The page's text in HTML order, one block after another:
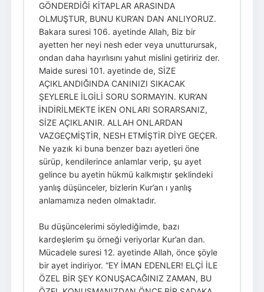
GÖNDERDİĞİ KİTAPLAR ARASINDA
OLMUŞTUR, BUNU KUR’AN DAN ANLIYORUZ.
Bakara suresi 106. ayetinde Allah, Biz bir
ayetten her neyi nesh eder veya unutturursak,
ondan daha hayırlısını yahut mislini getiririz der.
Maide suresi 101. ayetinde de, SİZE
AÇIKLANDIĞINDA CANINIZI SIKACAK
ŞEYLERLE İLGİLİ SORU SORMAYIN. KUR’AN
İNDİRİLMEKTE İKEN ONLARI SORARSANIZ,
SİZE AÇIKLANIR. ALLAH ONLARDAN
VAZGEÇMİŞTİR, NESH ETMİŞTİR DİYE GEÇER.
Ne yazık ki buna benzer bazı ayetleri öne
sürüp, kendilerince anlamlar verip, şu ayet
gelince bu ayetin hükmü kalkmıştır şeklindeki
yanlış düşünceler, bizlerin Kur’an ı yanlış
anlamamıza neden olmaktadır.
Bu düşüncelerimi söylediğimde, bazı
kardeşlerim şu örneği veriyorlar Kur’an dan.
Mücadele suresi 12. ayetinde Allah, önce şöyle
bir ayet indiriyor. “EY İMAN EDENLER! ELÇİ İLE
ÖZEL BİR ŞEY KONUŞACAĞINIZ ZAMAN, BU